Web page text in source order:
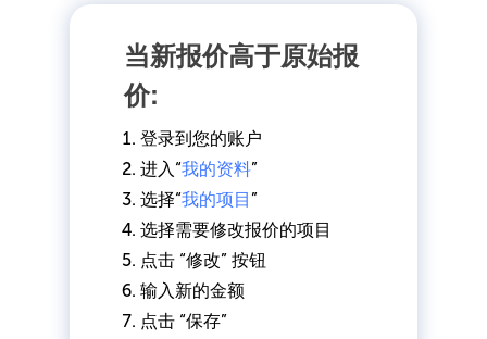
当新报价高于原始报
价:
登录到您的账户
进入“我的资料”
选择“我的项目 ”
选择需要修改报价的项目
点击 “修改” 按钮
输入新的金额
点击 “保存”